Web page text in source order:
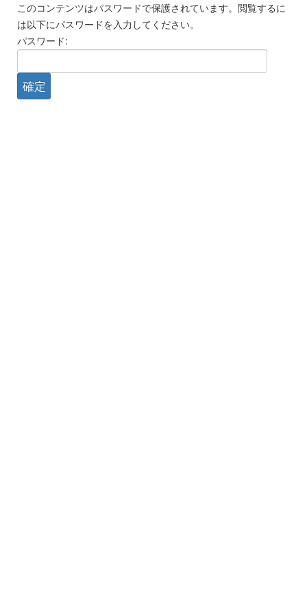
このコンテンツはパスワードで保護されています。閲覧するに
は以下にパスワードを入力してください。
パスワード: